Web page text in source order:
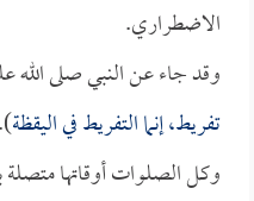
الاضطراري.
وقد جاء عن النبي صلى الله
تفريط، إنما التفريط في اليقظة).
وكل الصلوات أوقاتها متصلة